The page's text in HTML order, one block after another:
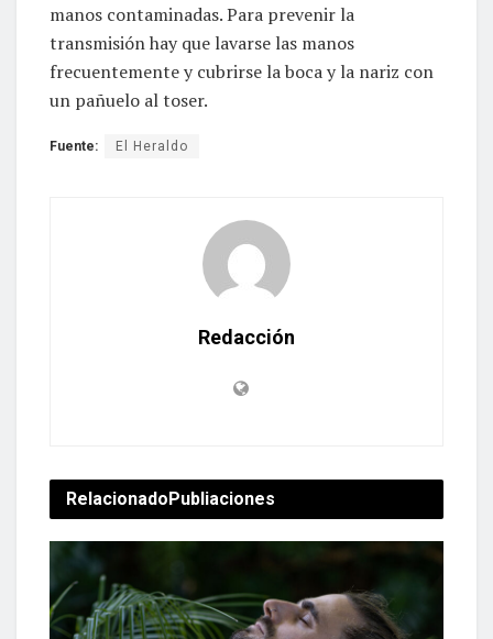
manos contaminadas. Para prevenir la
transmisión hay que lavarse las manos
frecuentemente y cubrirse la boca y la nariz con
un pañuelo al toser.
Fuente: El Heraldo
Redacción
Relacionado Publiaciones